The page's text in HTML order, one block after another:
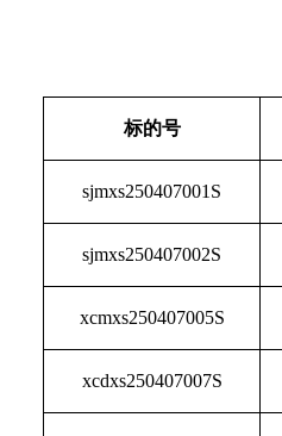
标的号
sjmxs250407001S
sjmxs250407002S
xcmxs250407005S
xcdxs250407007S